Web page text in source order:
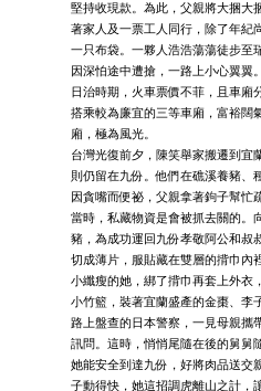
堅持收現款。為此，父親將大捆大
著家人及一票工人同行，除了年紀
一只布袋。一夥人浩浩蕩蕩徒步至
因深怕途中遭搶，一路上小心翼翼。
日治時期，火車票價不菲，且車廂
搭乘較為廉宜的三等車廂，富裕闊
廂，極為風光。
台灣光復前夕，陳笑舉家搬遷到宜
則仍留在九份。他們在礁溪養豬、
因貪嘴而便祕，父親拿著鉤子幫忙
當時，私藏物資是會被抓去關的。
豬，為成功運回九份孝敬阿公和叔
切成薄片，服貼藏在雙層的揹巾內
小纖瘦的她，綁了揹巾再套上外衣
小竹籃，裝著宜蘭盛產的金棗、李
路上盤查的日本警察，一見母親攜
訊問。這時，悄悄尾隨在後的舅舅
她能安全到達九份，好將肉品送交
子動得快，她這招調虎離山之計，